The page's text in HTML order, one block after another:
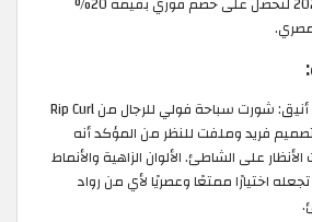
تصميم أنيق: شورت سباحة فولي للرجال من Rip Curl
فريد وملفت للنظر من المؤكد أنه
على الشاطئ. الألوان الزاهية والأنماط
تجعله اختيارًا ممتعًا وعصريًا لأي من رواد